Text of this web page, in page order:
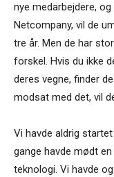
nye medarbejdere,
Netcompany, vil de
tre år. Men de har
forskel. Hvis du ikke
deres vegne, finder
modsat med det, vil
Vi havde aldrig
gange havde mødt
teknologi. Vi havde